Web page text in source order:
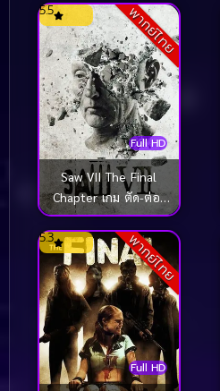
พากย์ไทย
Full HD
5.5
Saw VII The Final
Chapter เกม ตัด-ต่อ-
ตาย 7 (2010)
พากย์ไทย
Full HD
5.3